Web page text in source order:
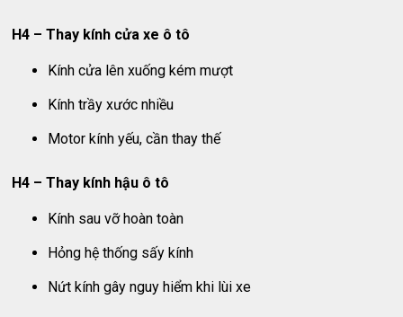
H4 – Thay kính cửa xe ô tô
Kính cửa lên xuống kém mượt
Kính trầy xước nhiều
Motor kính yếu, cần thay thế
H4 – Thay kính hậu ô tô
Kính sau vỡ hoàn toàn
Hỏng hệ thống sấy kính
Nứt kính gây nguy hiểm khi lùi xe